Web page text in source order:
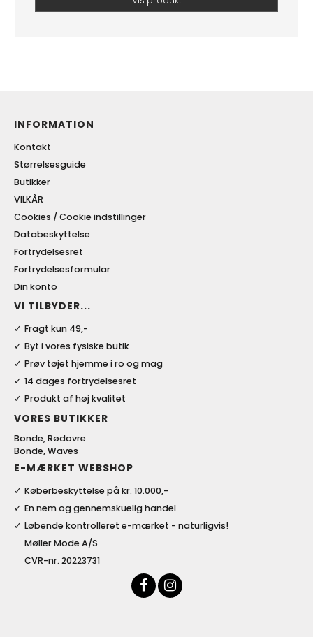
INFORMATION
Kontakt
Størrelsesguide
Butikker
VILKÅR
Cookies / Cookie indstillinger
Databeskyttelse
Fortrydelsesret
Fortrydelsesformular
Din konto
VI TILBYDER...
Fragt kun 49,-
Byt i vores fysiske butik
Prøv tøjet hjemme i ro og mag
14 dages fortrydelsesret
Produkt af høj kvalitet
VORES BUTIKKER
Bonde, Rødovre
Bonde, Waves
E-MÆRKET WEBSHOP
Køberbeskyttelse på kr. 10.000,-
En nem og gennemskuelig handel
Løbende kontrolleret e-mærket - naturligvis!
Møller Mode A/S
CVR-nr. 20223731